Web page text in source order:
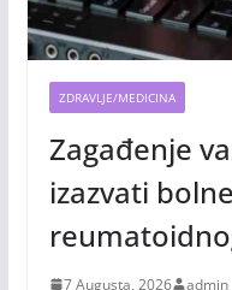
ZDRAVLJE/MEDICINA
Zagađenje
izazvati
7 Augusta, 2026 admin